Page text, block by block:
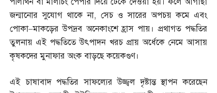
জন্মানোর সুযোগ থাকে না, সেচ ও সারের অপচয় কমে এবং
পোকা–মাকড়ের উপদ্রব অনেকাংশে হ্রাস পায়। প্রথাগত পদ্ধতির
তুলনায় এই পদ্ধতিতে উৎপাদন খরচ প্রায় অর্ধেকে নেমে আসায়
কৃষকদের মুনাফার অংক বাড়ছে কয়েকগুণ।
এই চাষাবাদ পদ্ধতির সাফল্যের উজ্জ্বল দৃষ্টান্ত স্থাপন করেছেন